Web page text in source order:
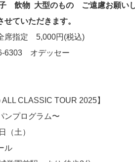
子 飲物 大型のもの ご遠慮お願い
せていただきます。
席指定 5,000円(税込)
6303 オデッセー
ALL CLASSIC TOUR 2025】
ンプログラム〜
（土）
ル